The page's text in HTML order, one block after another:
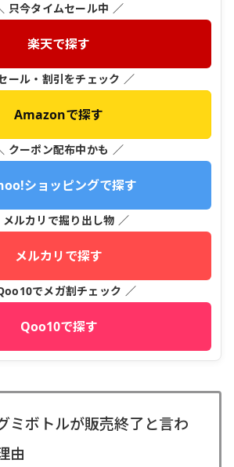
只今タイムセール中 ／
楽天で探す
ール・割引をチェック ／
Amazonで探す
クーポン配布中かも ／
ショッピングで探す
メルカリで掘り出し物 ／
メルカリで探す
でメガ割チェック ／
Qoo10で探す
ミボトルが販売終了と言わ
由